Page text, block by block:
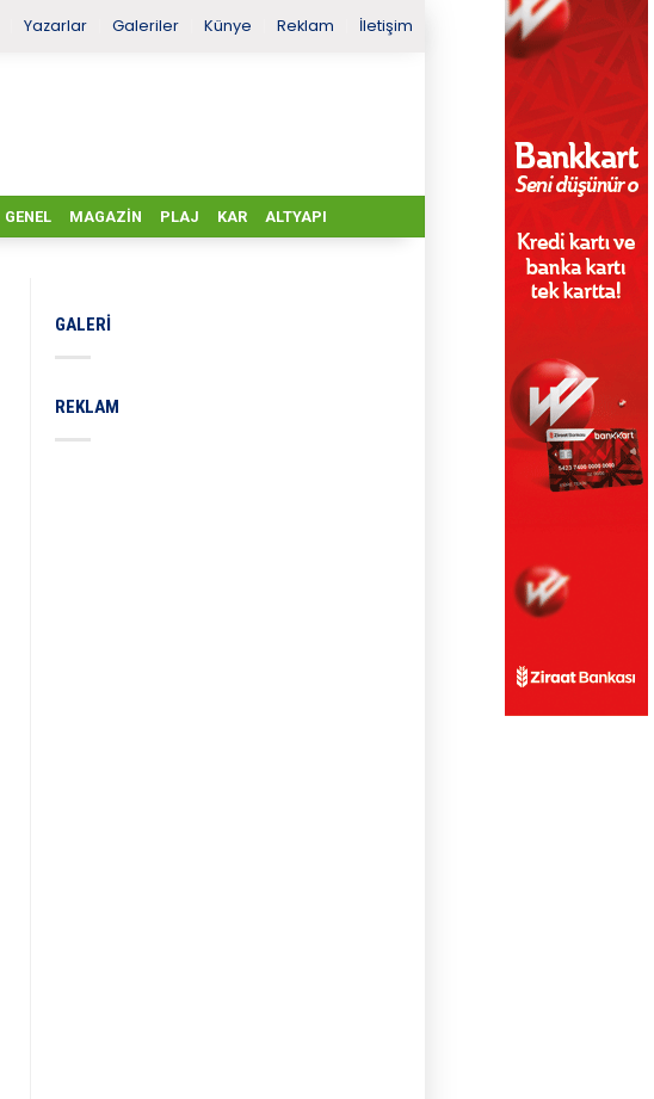
Yazarlar Galeriler Künye Reklam İletişim
GENEL MAGAZIN PLAJ KAR ALTYAPI
GALERI
REKLAM